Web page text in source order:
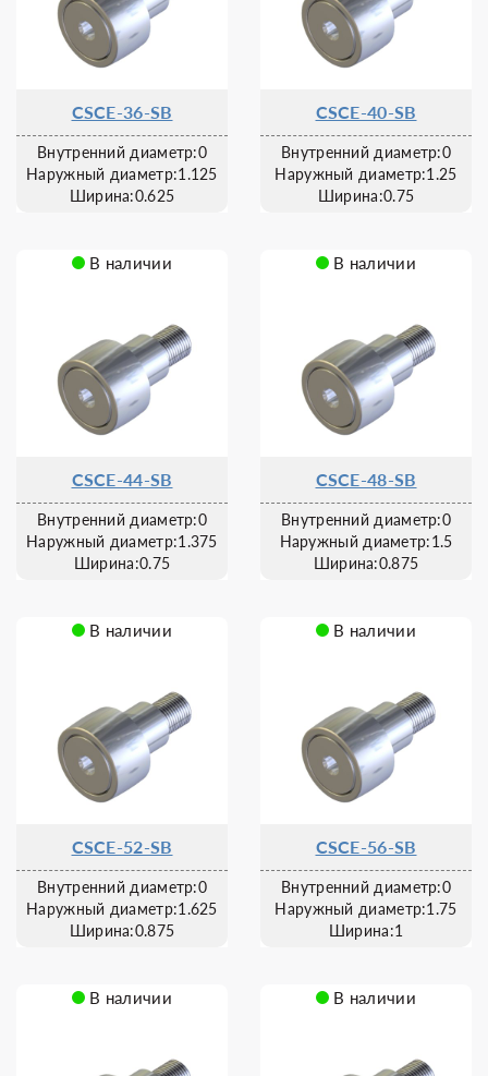
CSCE-36-SB
Внутренний диаметр:0
Наружный диаметр:1.125
Ширина:0.625
CSCE-40-SB
Внутренний диаметр:0
Наружный диаметр:1.25
Ширина:0.75
В наличии
CSCE-44-SB
Внутренний диаметр:0
Наружный диаметр:1.375
Ширина:0.75
В наличии
CSCE-48-SB
Внутренний диаметр:0
Наружный диаметр:1.5
Ширина:0.875
В наличии
CSCE-52-SB
Внутренний диаметр:0
Наружный диаметр:1.625
Ширина:0.875
В наличии
CSCE-56-SB
Внутренний диаметр:0
Наружный диаметр:1.75
Ширина:1
В наличии В наличии